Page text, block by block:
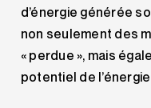
d’énergie générée
non seulement des
« perdue », mais
potentiel de